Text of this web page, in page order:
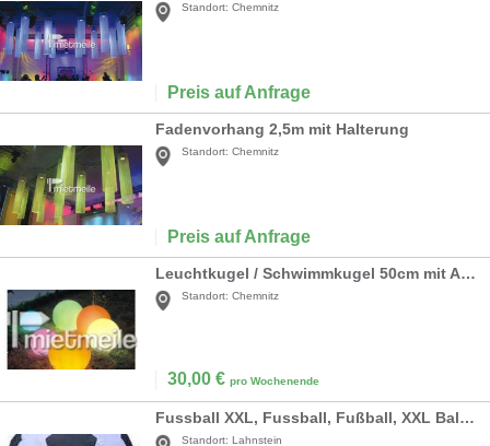
Standort: Chemnitz
Preis auf Anfrage
Fadenvorhang 2,5m mit Halterung
Standort: Chemnitz
Preis auf Anfrage
Leuchtkugel / Schwimmkugel 50cm mit Akku und LED
Standort: Chemnitz
30,00 € pro Wochenende
Fussball XXL, Fussball, Fußball, XXL Ball, Sport, Dekoration, Event, Messe, Party, Veranstaltung, leihen, mieten
Standort: Lahnstein